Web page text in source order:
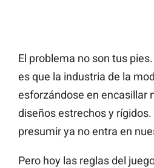
El problema no son tus
es que la industria de la
esforzándose en encasillar
diseños estrechos y rígidos.
presumir ya no entra en
Pero hoy las reglas del